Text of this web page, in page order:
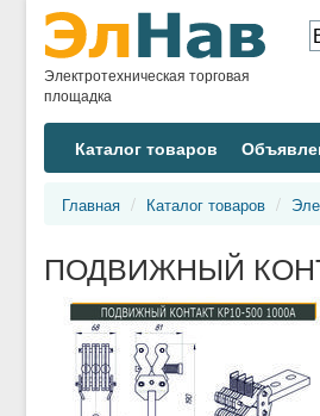
Электротехническая торговая
площадка
Каталог товаров
Главная Каталог товаров
ПОДВИЖНЫЙ